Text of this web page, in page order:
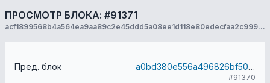
ПРОСМОТР БЛОКА: #91371
acf1899568b4a564ea9aa89c2e45ddd5a08ee1d118e80edecfaa2c999075a959
Пред. блок a0bd380e556a496826bf50010d33cf3000b82505ba8cc049ff4869bb64d87885
#91370